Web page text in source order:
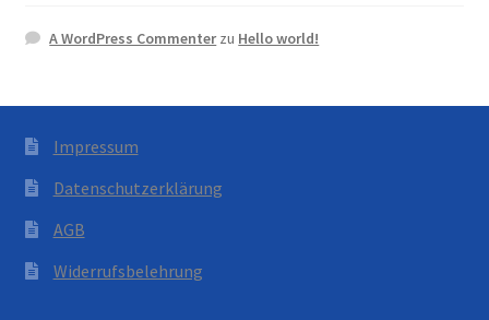
A WordPress Commenterzu Hello world!
Impressum
Datenschutzerklärung
AGB
Widerrufsbelehrung